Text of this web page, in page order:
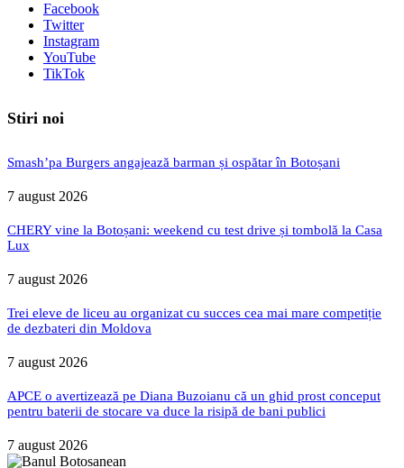
Facebook
Twitter
Instagram
YouTube
TikTok
Stiri noi
Smash’pa Burgers angajează barman și ospătar în Botoșani
7 august 2026
CHERY vine la Botoșani: weekend cu test drive și tombolă la Casa
Lux
7 august 2026
Trei eleve de liceu au organizat cu succes cea mai mare competiție
de dezbateri din Moldova
7 august 2026
APCE o avertizează pe Diana Buzoianu că un ghid prost conceput
pentru baterii de stocare va duce la risipă de bani publici
7 august 2026